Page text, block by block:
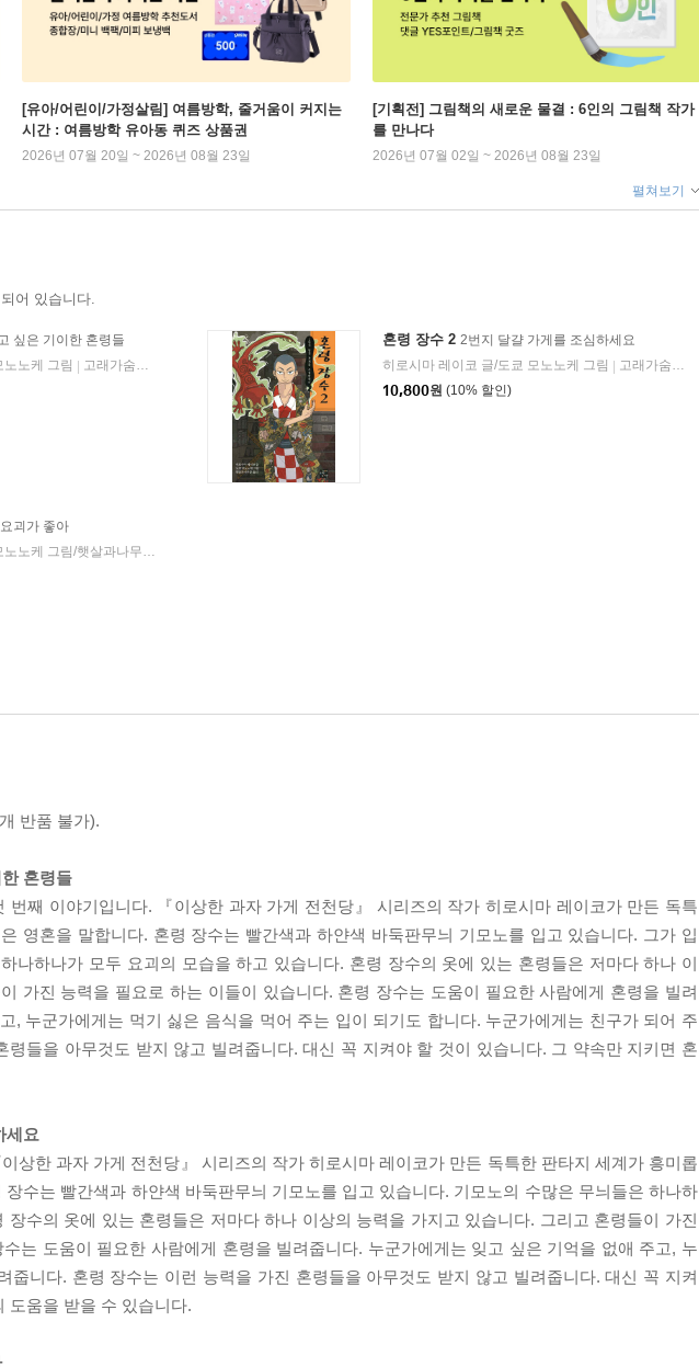
[유아/어린이/가정살림] 여름방학, 줄거움이 커지는
시간 : 여름방학 유아동 퀴즈 상품권
2026년 07월 20일 ~ 2026년 08월 23일
[기획전] 그림책의 새로운 물결 : 6인의 그림책 작가
를 만나다
2026년 07월 02일 ~ 2026년 08월 23일
펼쳐보기
어 있습니다.
싶은 기이한 혼령들
노케 그림
고래가숨쉬는도서관
2020년 08월 27일
혼령 장수 2 2번지 달걀 가게를 조심하세요
히로시마 레이코 글/도쿄 모노노케 그림
고래가숨쉬는도서관
10,800원 (10% 할인)
괴가 좋아
히로시마 레이코 글/도쿄 모노노케 그림/햇살과나무꾼 역
반품 불가).
혼령들
번째 이야기입니다. 『이상한 과자 가게 전천당』 시리즈의 작가 히로시마 레이코가 만든 독특
영혼을 말합니다. 혼령 장수는 빨간색과 하얀색 바둑판무늬 기모노를 입고 있습니다. 그가 입
나하나가 모두 요괴의 모습을 하고 있습니다. 혼령 장수의 옷에 있는 혼령들은 저마다 하나 이
가진 능력을 필요로 하는 이들이 있습니다. 혼령 장수는 도움이 필요한 사람에게 혼령을 빌려
, 누군가에게는 먹기 싫은 음식을 먹어 주는 입이 되기도 합니다. 누군가에게는 친구가 되어 주
들을 아무것도 받지 않고 빌려줍니다. 대신 꼭 지켜야 할 것이 있습니다. 그 약속만 지키면 혼
세요
상한 과자 가게 전천당』 시리즈의 작가 히로시마 레이코가 만든 독특한 판타지 세계가 흥미롭
수는 빨간색과 하얀색 바둑판무늬 기모노를 입고 있습니다. 기모노의 수많은 무늬들은 하나하
수의 옷에 있는 혼령들은 저마다 하나 이상의 능력을 가지고 있습니다. 그리고 혼령들이 가진
는 도움이 필요한 사람에게 혼령을 빌려줍니다. 누군가에게는 잊고 싶은 기억을 없애 주고, 누
줍니다. 혼령 장수는 이런 능력을 가진 혼령들을 아무것도 받지 않고 빌려줍니다. 대신 꼭 지켜
도움을 받을 수 있습니다.